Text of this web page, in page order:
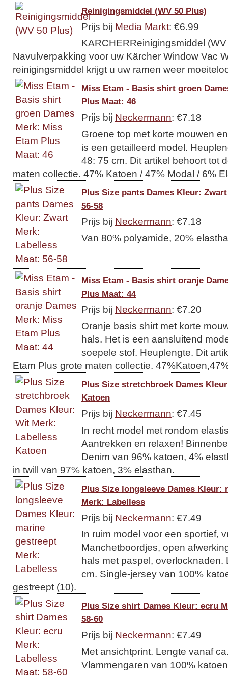
Reinigingsmiddel (WV 50 Plus)
Prijs bij Media Markt: €6.99
KARCHERReinigingsmiddel
Navulverpakking voor uw Kärcher Window Vac
reinigingsmiddel krijgt u uw ramen weer
Miss Etam - Basis shirt groen
Plus Maat: 46
Prijs bij Neckermann: €7.18
Groene top met korte mouwen
is een getailleerd model.
48: 75 cm. Dit artikel behoort tot
maten collectie. 47% Katoen / 47% Modal / 6%
Plus Size pants Dames Kleur:
56-58
Prijs bij Neckermann: €7.18
Van 80% polyamide, 20%
Miss Etam - Basis shirt oranje
Plus Maat: 44
Prijs bij Neckermann: €7.20
Oranje basis shirt met korte
hals. Het is een aansluitend
soepele stof. Heuplengte. Dit
Etam Plus grote maten collectie.
Plus Size stretchbroek Dames
Katoen
Prijs bij Neckermann: €7.45
In recht model met rondom
Aantrekken en relaxen!
Denim van 96% katoen, 4%
in twill van 97% katoen, 3% elasthan.
Plus Size longsleeve Dames Kleur:
Merk: Labelless
Prijs bij Neckermann: €7.49
In ruim model voor een sportief,
Manchetboordjes, open
hals met paspel, overlocknaden.
cm. Single-jersey van 100%
gestreept (10).
Plus Size shirt Dames Kleur: ecru
58-60
Prijs bij Neckermann: €7.49
Met ansichtprint. Lengte vanaf
Vlammengaren van 100%